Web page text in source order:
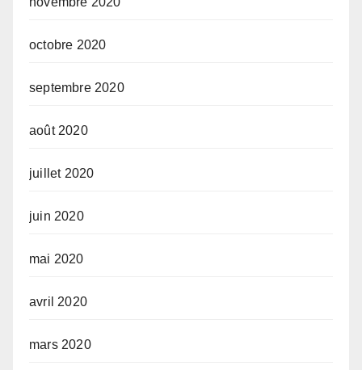
octobre 2020
septembre 2020
août 2020
juillet 2020
juin 2020
mai 2020
avril 2020
mars 2020